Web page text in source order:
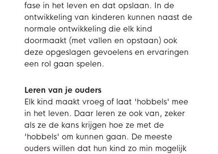
fase in het leven en dat opslaan. In de
ontwikkeling van kinderen kunnen naast de
normale ontwikkeling die elk kind
doormaakt (met vallen en opstaan) ook
deze opgeslagen gevoelens en ervaringen
een rol gaan spelen.
Leren van je ouders
Elk kind maakt vroeg of laat 'hobbels' mee
in het leven. Daar leren ze ook van, zeker
als ze de kans krijgen hoe ze met de
'hobbels' om kunnen gaan. De meeste
ouders willen dat hun kind zo min mogelijk